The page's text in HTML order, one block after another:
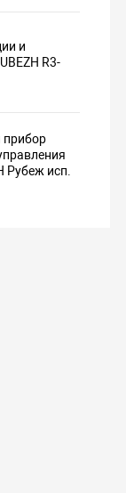
и
R3-
прибор
Рубеж исп.